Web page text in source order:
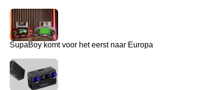
SupaBoy komt voor het eerst naar Europa